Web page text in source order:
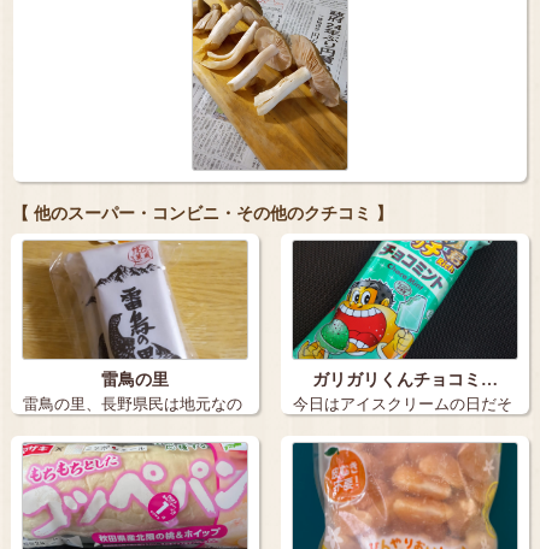
【 他のスーパー・コンビニ・その他のクチコミ 】
雷鳥の里
雷鳥の里、長野県民は地元なの
でなかなか買…
ガリガリくんチョコミ…
今日はアイスクリームの日だそ
うです こ…